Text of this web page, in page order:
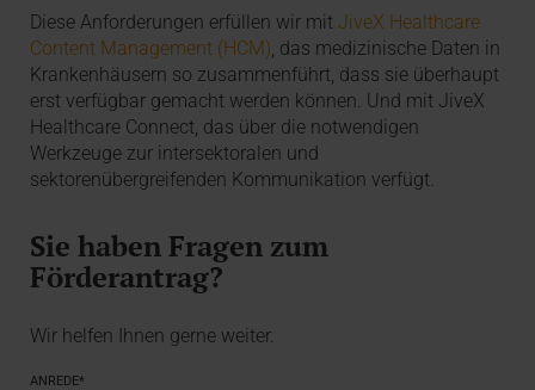
Diese Anforderungen erfüllen wir mitJiveX Healthcare
Content Management (HCM) , das medizinische Daten in
Krankenhäusern so zusammenführt, dass sie überhaupt
erst verfügbar gemacht werden können. Und mit JiveX
Healthcare Connect, das über die notwendigen
Werkzeuge zur intersektoralen und
sektorenübergreifenden Kommunikation verfügt.
Sie haben Fragen zum
Förderantrag?
Wir helfen Ihnen gerne weiter.
ANREDE*